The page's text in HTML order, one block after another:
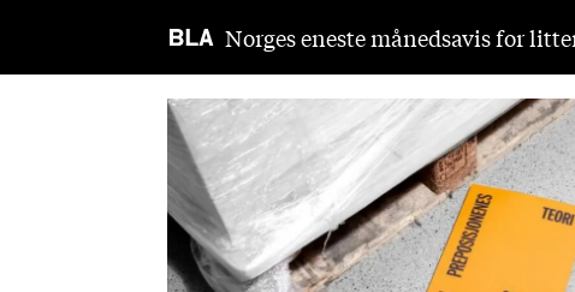
Norges eneste månedsavis for